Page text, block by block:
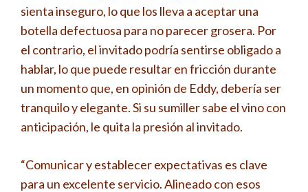
sienta inseguro, lo que los lleva a aceptar una
botella defectuosa para no parecer grosera. Por
el contrario, el invitado podría sentirse obligado a
hablar, lo que puede resultar en fricción durante
un momento que, en opinión de Eddy, debería ser
tranquilo y elegante. Si su sumiller sabe el vino con
anticipación, le quita la presión al invitado.
“Comunicar y establecer expectativas es clave
para un excelente servicio. Alineado con esos